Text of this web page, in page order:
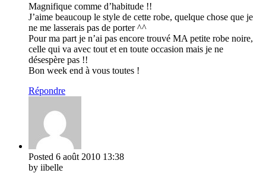
Magnifique comme d’habitude !!
J’aime beaucoup le style de cette robe, quelque chose que je
ne me lasserais pas de porter ^^
Pour ma part je n’ai pas encore trouvé MA petite robe noire,
celle qui va avec tout et en toute occasion mais je ne
désespère pas !!
Bon week end à vous toutes !
Répondre
Posted 6 août 2010 13:38
by iibelle